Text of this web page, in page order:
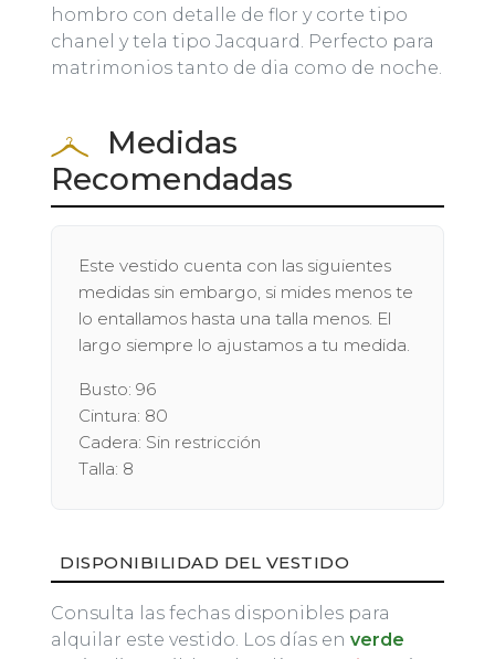
hombro con detalle de flor y corte tipo
chanel y tela tipo Jacquard. Perfecto para
matrimonios tanto de dia como de noche.
Medidas
Recomendadas
Este vestido cuenta con las siguientes
medidas sin embargo, si mides menos te
lo entallamos hasta una talla menos. El
largo siempre lo ajustamos a tu medida.
Busto: 96
Cintura: 80
Cadera: Sin restricción
Talla: 8
DISPONIBILIDAD DEL VESTIDO
Consulta las fechas disponibles para
alquilar este vestido. Los días en verde